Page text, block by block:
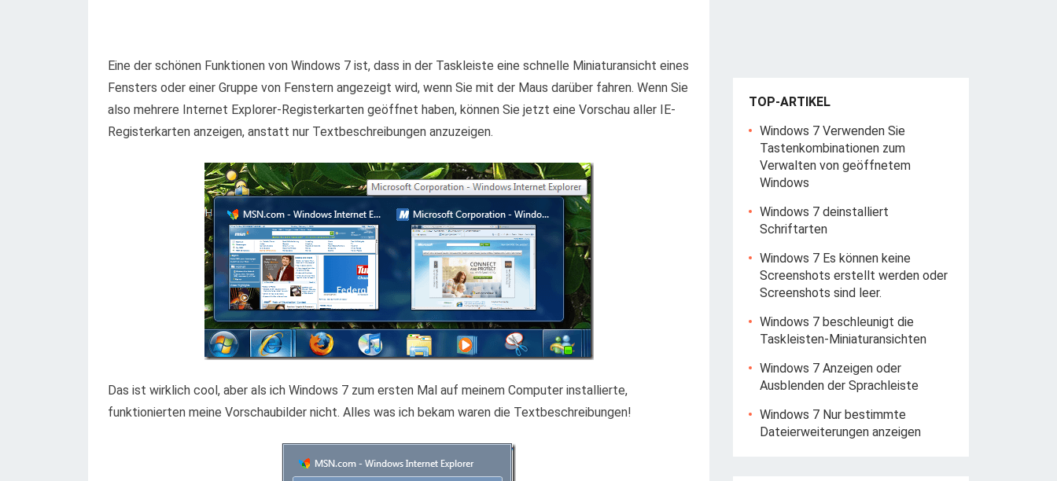
Eine der schönen Funktionen von Windows 7 ist, dass in der Taskleiste eine schnelle Miniaturansicht eines
Fensters oder einer Gruppe von Fenstern angezeigt wird, wenn Sie mit der Maus darüber fahren. Wenn Sie
also mehrere Internet Explorer-Registerkarten geöffnet haben, können Sie jetzt eine Vorschau aller IE-
Registerkarten anzeigen, anstatt nur Textbeschreibungen anzuzeigen.
Das ist wirklich cool, aber als ich Windows 7 zum ersten Mal auf meinem Computer installierte,
funktionierten meine Vorschaubilder nicht. Alles was ich bekam waren die Textbeschreibungen!
TOP-ARTIKEL
Windows 7 Verwenden Sie
Tastenkombinationen zum
Verwalten von geöffnetem
Windows
Windows 7 deinstalliert
Schriftarten
Windows 7 Es können keine
Screenshots erstellt werden oder
Screenshots sind leer.
Windows 7 beschleunigt die
Taskleisten-Miniaturansichten
Windows 7 Anzeigen oder
Ausblenden der Sprachleiste
Windows 7 Nur bestimmte
Dateierweiterungen anzeigen